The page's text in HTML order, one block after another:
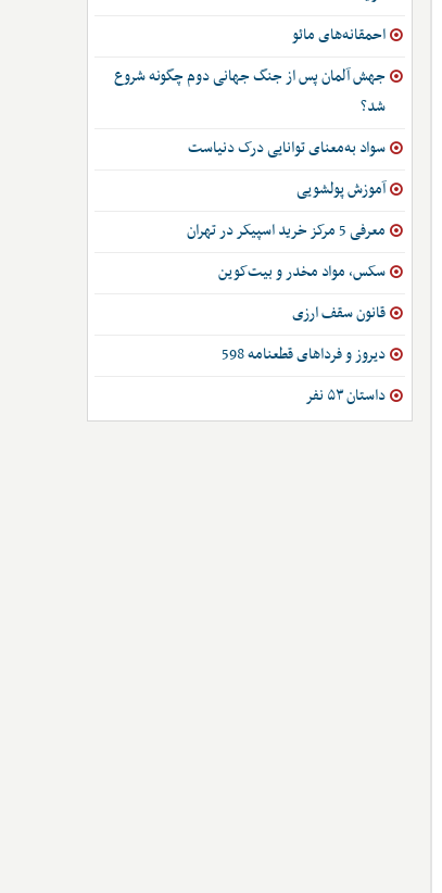
احمقانه‌های مائو
جهش آلمان پس از جنگ جهانی دوم چگونه شروع
شد؟
سواد به‌معنای توانایی درک دنیاست
آموزش پولشویی
معرفی 5 مرکز خرید اسپیکر در تهران
سکس، مواد مخدر و بیت‌کوین
قانون سقف ارزی
دیروز و فرداهای قطعنامه 598
داستان ۵۳ نفر